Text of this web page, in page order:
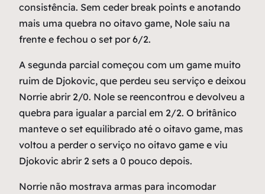
consistência. Sem ceder break points e anotando
mais uma quebra no oitavo game, Nole saiu na
frente e fechou o set por 6/2.
A segunda parcial começou com um game muito
ruim de Djokovic, que perdeu seu serviço e deixou
Norrie abrir 2/0. Nole se reencontrou e devolveu a
quebra para igualar a parcial em 2/2. O britânico
manteve o set equilibrado até o oitavo game, mas
voltou a perder o serviço no oitavo game e viu
Djokovic abrir 2 sets a 0 pouco depois.
Norrie não mostrava armas para incomodar